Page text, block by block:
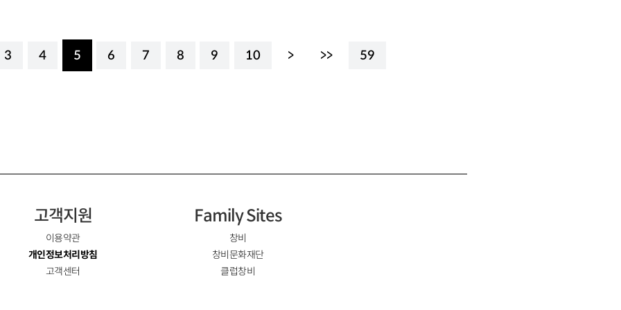
3 4 5 6 7 8 9 10 > >> 59
고객지원
이용약관
개인정보처리방침
고객센터
Family Sites
창비
창비문화재단
클럽창비